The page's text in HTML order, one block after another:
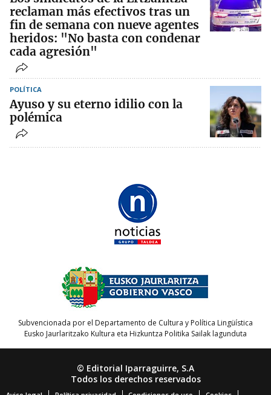
reclaman más efectivos tras un
fin de semana con nueve agentes
heridos: "No basta con condenar
cada agresión"
POLÍTICA
Ayuso y su eterno idilio con la
polémica
Subvencionada por el Departamento de Cultura y Política Lingüística
Eusko Jaurlaritzako Kultura eta Hizkuntza Politika Sailak lagunduta
© Editorial Iparraguirre, S.A
Todos los derechos reservados